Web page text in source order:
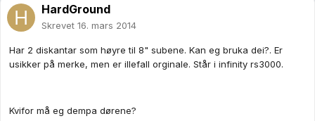
HardGround
Skrevet 16. mars 2014
Har 2 diskantar som høyre til 8" subene. Kan eg bruka dei?. Er
usikker på merke, men er illefall orginale. Står i infinity rs3000.
Kvifor må eg dempa dørene?